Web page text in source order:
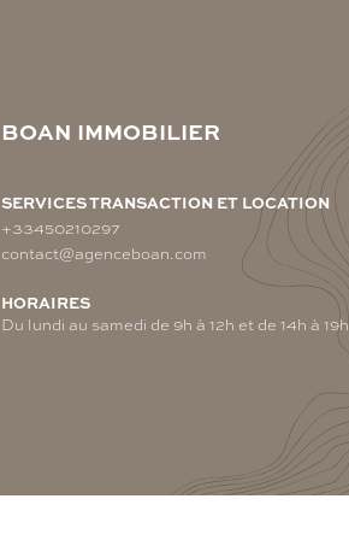
BOAN IMMOBILIER
SERVICES TRANSACTION ET LOCATION
+33450210297
contact@agenceboan.com
HORAIRES
Du lundi au samedi de 9h à 12h et de 14h à 19h